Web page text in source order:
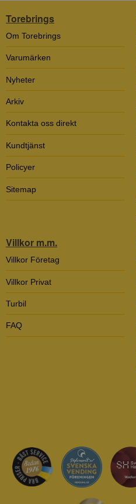
Torebrings
Om Torebrings
Varumärken
Nyheter
Arkiv
Kontakta oss direkt
Kundtjänst
Policyer
Sitemap
Villkor m.m.
Villkor Företag
Villkor Privat
Turbil
FAQ